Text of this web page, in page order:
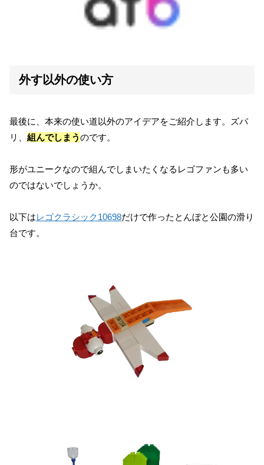
外す以外の使い方
最後に、本来の使い道以外のアイデアをご紹介します。ズバ
リ、 組んでしまうのです。
形がユニークなので組んでしまいたくなるレゴファンも多い
のではないでしょうか。
以下はレゴクラシック10698だけで作ったとんぼと公園の滑り
台です。